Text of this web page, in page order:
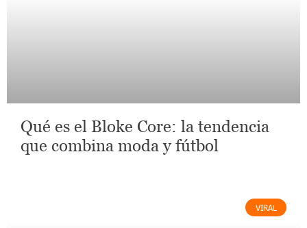
Qué es el Bloke Core: la tendencia
que combina moda y fútbol
VIRAL